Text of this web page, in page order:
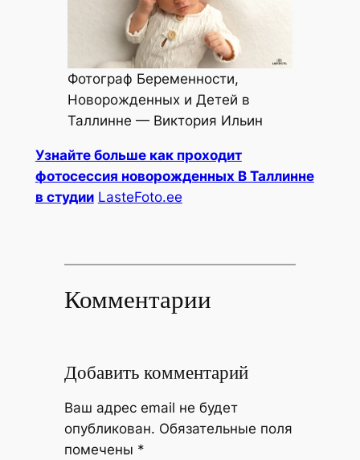
Фотограф Беременности,
Новорожденных и Детей в
Таллинне — Виктория Ильин
Узнайте больше как проходит
фотосессия новорожденных В Таллинне
в студии LasteFoto.ee
Комментарии
Добавить комментарий
Ваш адрес email не будет
опубликован. Обязательные поля
помечены *